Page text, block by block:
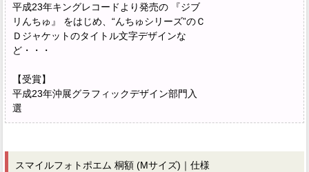
平成23年キングレコードより発売の 『ジブ
リんちゅ』 をはじめ、“んちゅシリーズ”のＣ
Ｄジャケットのタイトル文字デザインな
ど・・・
【受賞】
平成23年沖展グラフィックデザイン部門入
選
スマイルフォトポエム 桐額 (Mサイズ)｜仕様